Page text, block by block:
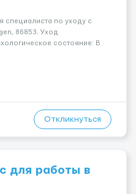
по уходу с
86853. Уход
состояние: В
Іноді прокидається, не
Откликнуться
для работы в